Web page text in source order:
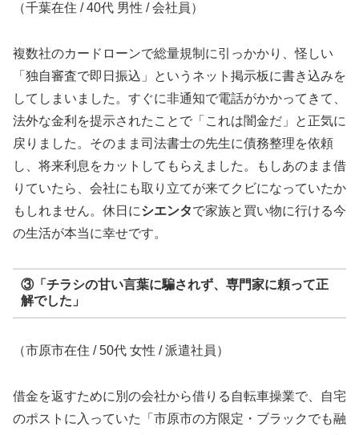
（千葉在住 / 40代 男性 / 会社員）
複数社のカードローンで総量規制に引っかかり、怪しい
「独自審査で即日振込」というネット掲示板に書き込みを
してしまいました。すぐに非通知で電話がかかってきて、
法外な金利を提示されたことで「これは闇金だ」と正気に
戻りました。そのまま司法書士の先生に債務整理を依頼
し、将来利息をカットしてもらえました。もしあのまま借
りていたら、会社にも取り立てが来てクビになっていたか
もしれません。休日にシエンタで家族と買い物に行ける今
の生活が本当に幸せです。
③「チラシの甘い言葉に騙されず、専門家に頼って正
解でした」
（市原市在住 / 50代 女性 / 派遣社員）
借金を返すために別の会社から借りる自転車操業で、自宅
のポストに入っていた「市原市の方限定・ブラックでも融